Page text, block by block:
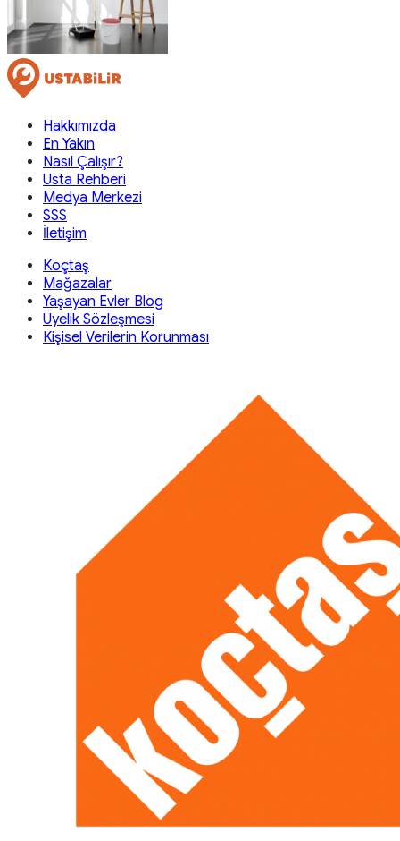
Hakkımızda
En Yakın
Nasıl Çalışır?
Usta Rehberi
Medya Merkezi
SSS
İletişim
Koçtaş
Mağazalar
Yaşayan Evler Blog
Üyelik Sözleşmesi
Kişisel Verilerin Korunması